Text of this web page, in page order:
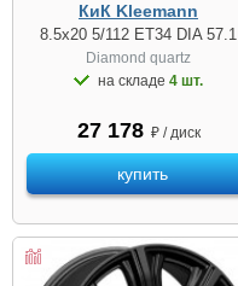
КиК Kleemann
8.5x20 5/112 ET34 DIA 57.1
Diamond quartz
на складе 4 шт.
27 178 ₽ / диск
купить